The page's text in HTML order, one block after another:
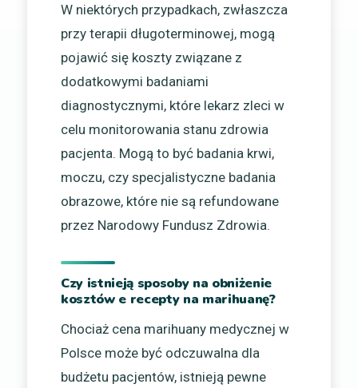
W niektórych przypadkach, zwłaszcza
przy terapii długoterminowej, mogą
pojawić się koszty związane z
dodatkowymi badaniami
diagnostycznymi, które lekarz zleci w
celu monitorowania stanu zdrowia
pacjenta. Mogą to być badania krwi,
moczu, czy specjalistyczne badania
obrazowe, które nie są refundowane
przez Narodowy Fundusz Zdrowia.
Czy istnieją sposoby na obniżenie
kosztów e recepty na marihuanę?
Chociaż cena marihuany medycznej w
Polsce może być odczuwalna dla
budżetu pacjentów, istnieją pewne